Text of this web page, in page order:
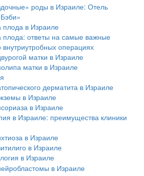
роды в Израиле: Отель
в Израиле
ответы на самые важные
внутриутробных операциях
матки в Израиле
матки в Израиле
дерматита в Израиле
в Израиле
в Израиле
в Израиле: преимущества клиники
в Израиле
в Израиле
в Израиле
в Израиле